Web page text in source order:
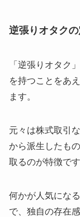
逆張りオタク
「逆張りオタク
を持つことをあ
ます。
元々は株式取引
から派生したも
取るのが特徴です
何かが人気にな
で、独自の存在